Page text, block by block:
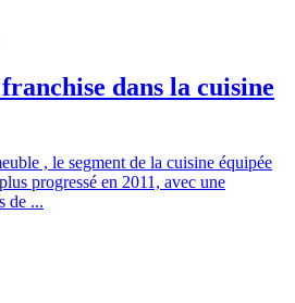
dans la cuisine
, le segment de la cuisine équipée
progressé en 2011, avec une
de ...